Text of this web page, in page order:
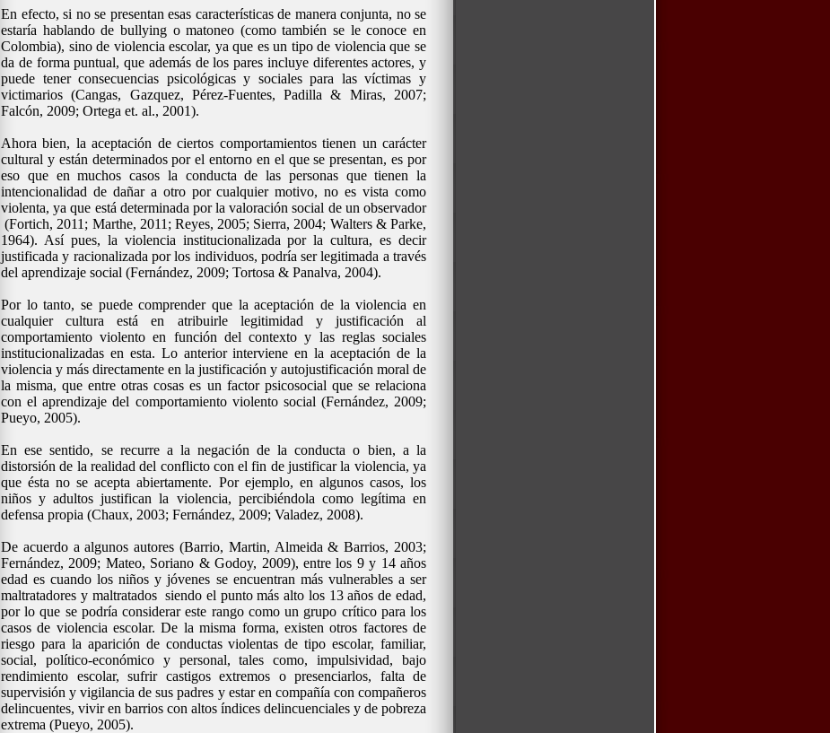
En efecto, si no se presentan esas características de manera conjunta, no se
estaría hablando de bullying o matoneo (como también se le conoce en
Colombia), sino de violencia escolar, ya que es un tipo de violencia que se
da de forma puntual, que además de los pares incluye diferentes actores, y
puede tener consecuencias psicológicas y sociales para las víctimas y
victimarios (Cangas, Gazquez, Pérez-Fuentes, Padilla & Miras, 2007;
Falcón, 2009; Ortega et. al., 2001).
Ahora bien, la aceptación de ciertos comportamientos tienen un carácter
cultural y están determinados por el entorno en el que se presentan, es por
eso que en muchos casos la conducta de las personas que tienen la
intencionalidad de dañar a otro por cualquier motivo, no es vista como
violenta, ya que está determinada por la valoración social de un observador
(Fortich, 2011; Marthe, 2011; Reyes, 2005; Sierra, 2004; Walters & Parke,
1964). Así pues, la violencia institucionalizada por la cultura, es decir
justificada y racionalizada por los individuos, podría ser legitimada a través
del aprendizaje social (Fernández, 2009; Tortosa & Panalva, 2004).
Por lo tanto, se puede comprender que la aceptación de la violencia en
cualquier cultura está en atribuirle legitimidad y justificación al
comportamiento violento en función del contexto y las reglas sociales
institucionalizadas en esta. Lo anterior interviene en la aceptación de la
violencia y más directamente en la justificación y autojustificación moral de
la misma, que entre otras cosas es un factor psicosocial que se relaciona
con el aprendizaje del comportamiento violento social (Fernández, 2009;
Pueyo, 2005).
En ese sentido, se recurre a la negación de la conducta o bien, a la
distorsión de la realidad del conflicto con el fin de justificar la violencia, ya
que ésta no se acepta abiertamente. Por ejemplo, en algunos casos, los
niños y adultos justifican la violencia, percibiéndola como legítima en
defensa propia (Chaux, 2003; Fernández, 2009; Valadez, 2008).
De acuerdo a algunos autores (Barrio, Martin, Almeida & Barrios, 2003;
Fernández, 2009; Mateo, Soriano & Godoy, 2009), entre los 9 y 14 años
edad es cuando los niños y jóvenes se encuentran más vulnerables a ser
maltratadores y maltratados siendo el punto más alto los 13 años de edad,
por lo que se podría considerar este rango como un grupo crítico para los
casos de violencia escolar. De la misma forma, existen otros factores de
riesgo para la aparición de conductas violentas de tipo escolar, familiar,
social, político-económico y personal, tales como, impulsividad, bajo
rendimiento escolar, sufrir castigos extremos o presenciarlos, falta de
supervisión y vigilancia de sus padres y estar en compañía con compañeros
delincuentes, vivir en barrios con altos índices delincuenciales y de pobreza
extrema (Pueyo, 2005).